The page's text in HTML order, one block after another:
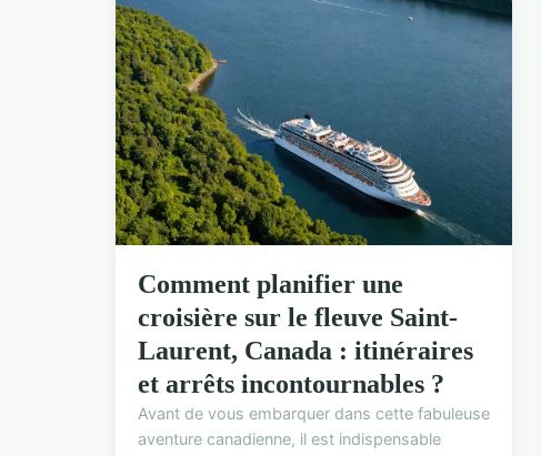
Comment planifier une
croisière sur le fleuve Saint-
Laurent, Canada : itinéraires
et arrêts incontournables ?
Avant de vous embarquer dans cette fabuleuse
aventure canadienne, il est indispensable